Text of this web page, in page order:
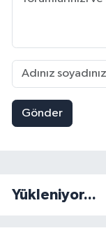
Gönder
Yükleniyor...